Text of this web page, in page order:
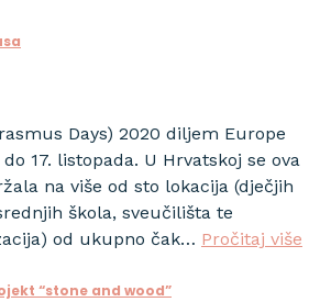
Days) 2020 diljem Europe
17. listopada. U Hrvatskoj se ova
na više od sto lokacija (dječjih
škola, sveučilišta te
od ukupno čak… Pročitaj više
“stone and wood”